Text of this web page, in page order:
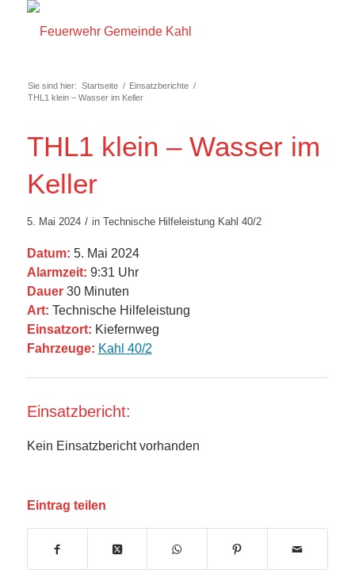
Sie sind hier: Startseite / Einsatzberichte /
THL1 klein – Wasser im Keller
THL1 klein – Wasser im
Keller
5. Mai 2024 / in Technische Hilfeleistung Kahl 40/2
Datum: 5. Mai 2024
Alarmzeit: 9:31 Uhr
Dauer30 Minuten
Art: Technische Hilfeleistung
Einsatzort: Kiefernweg
Fahrzeuge: Kahl 40/2
Einsatzbericht:
Kein Einsatzbericht vorhanden
Eintrag teilen